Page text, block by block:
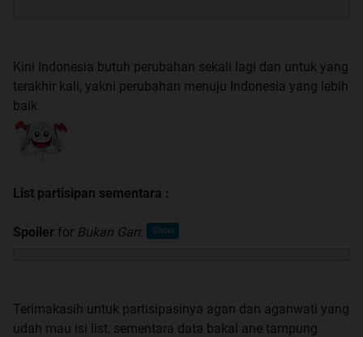
Kini Indonesia butuh perubahan sekali lagi dan untuk yang
terakhir kali, yakni perubahan menuju Indonesia yang lebih
baik.
List partisipan sementara :
Spoiler for Bukan Gan:
Terimakasih untuk partisipasinya agan dan aganwati yang
udah mau isi list, sementara data bakal ane tampung